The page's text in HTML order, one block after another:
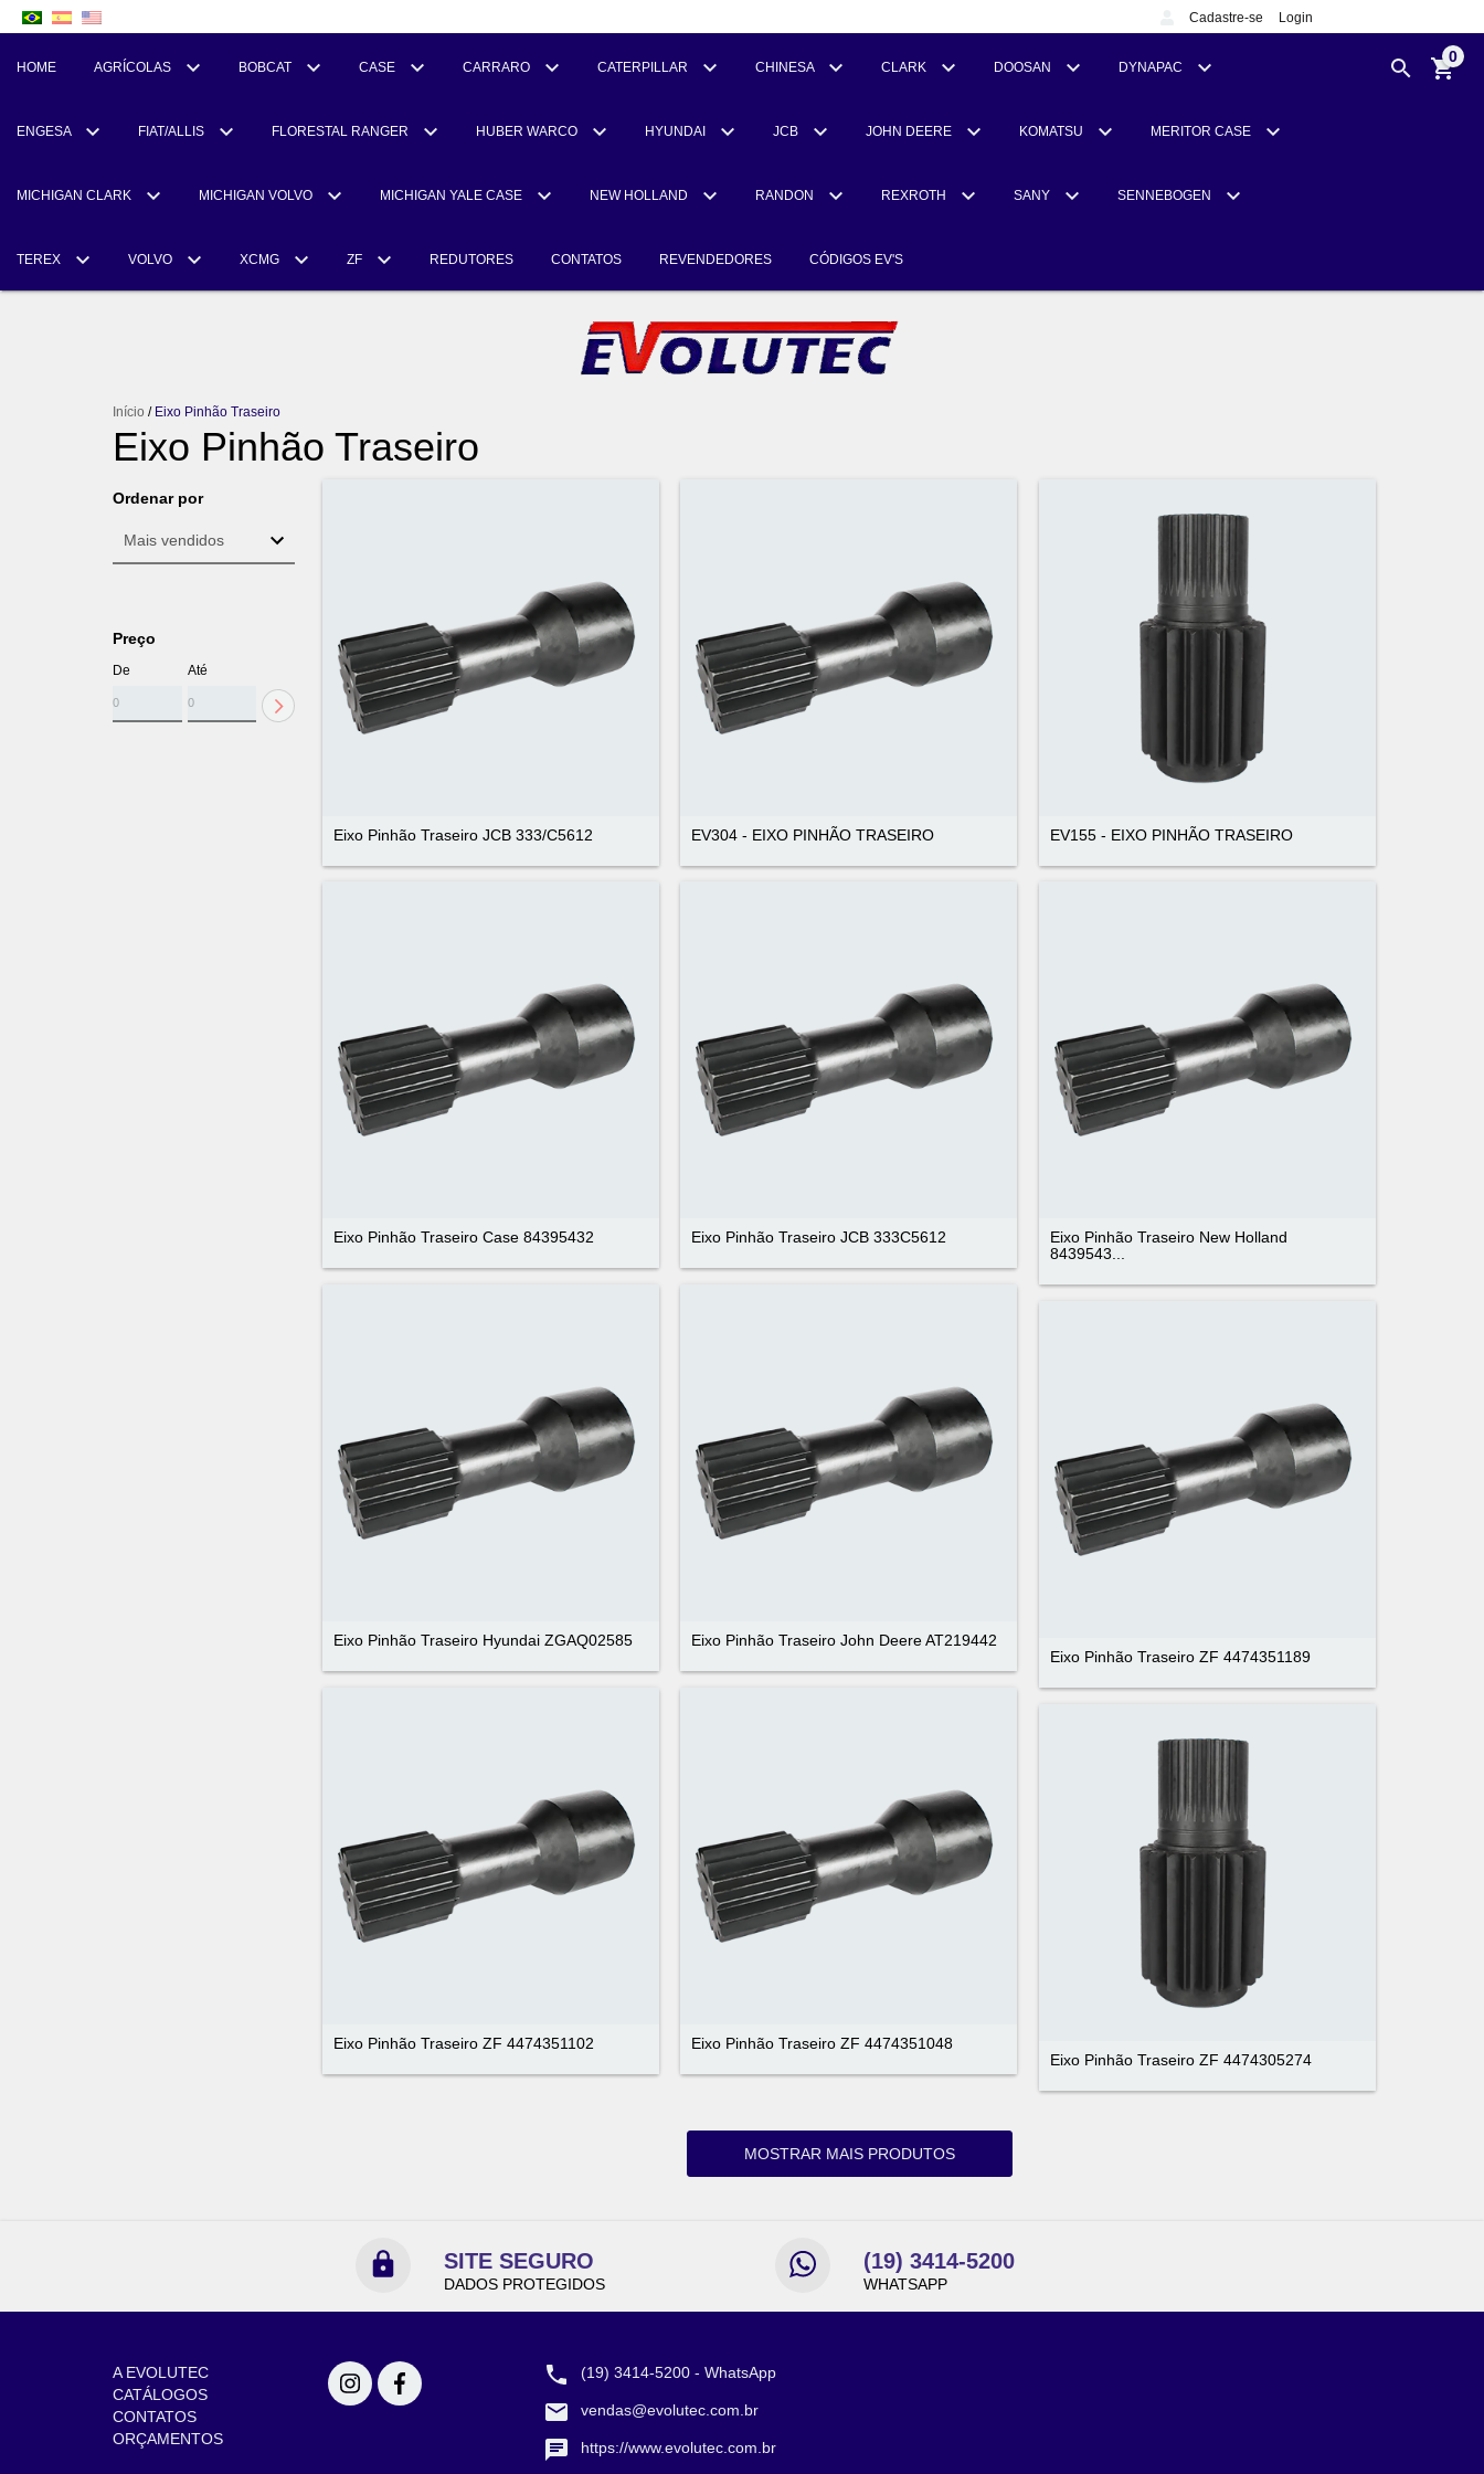
Cadastre-se Login
HOME AGRÍCOLAS BOBCAT CASE CARRARO CATERPILLAR CHINESA CLARK DOOSAN DYNAPAC
ENGESA FIAT/ALLIS FLORESTAL RANGER HUBER WARCO HYUNDAI JCB JOHN DEERE KOMATSU MERITOR CASE
MICHIGAN CLARK MICHIGAN VOLVO MICHIGAN YALE CASE NEW HOLLAND RANDON REXROTH SANY SENNEBOGEN
TEREX VOLVO XCMG ZF REDUTORES CONTATOS REVENDEDORES CÓDIGOS EV'S
0
Início / Eixo Pinhão Traseiro
Eixo Pinhão Traseiro
Ordenar por
Preço
De Até
Eixo Pinhão Traseiro JCB 333/C5612 EV304 - EIXO PINHÃO TRASEIRO EV155 - EIXO PINHÃO TRASEIRO
Eixo Pinhão Traseiro Case 84395432 Eixo Pinhão Traseiro JCB 333C5612
Eixo Pinhão Traseiro New Holland
8439543...
Eixo Pinhão Traseiro Hyundai ZGAQ02585
Eixo Pinhão Traseiro John Deere AT219442
Eixo Pinhão Traseiro ZF 4474351189
Eixo Pinhão Traseiro ZF 4474351102
Eixo Pinhão Traseiro ZF 4474351048
Eixo Pinhão Traseiro ZF 4474305274
MOSTRAR MAIS PRODUTOS
SITE SEGURO
DADOS PROTEGIDOS
(19) 3414-5200
WHATSAPP
A EVOLUTEC
CATÁLOGOS
CONTATOS
ORÇAMENTOS
(19) 3414-5200 - WhatsApp
vendas@evolutec.com.br
https://www.evolutec.com.br